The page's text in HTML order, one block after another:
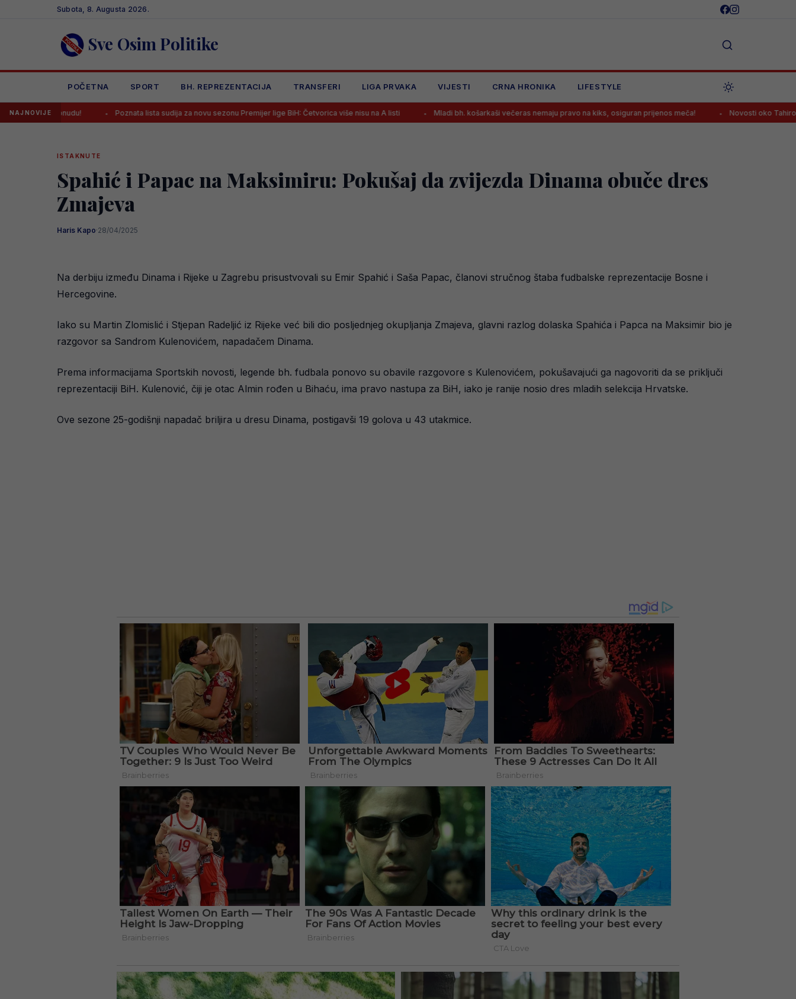
Subota, 8. Augusta 2026.
Sve Osim Politike
POČETNA SPORT BH. REPREZENTACIJA TRANSFERI LIGA PRVAKA VIJESTI CRNA HRONIKA LIFESTYLE
NAJNOVIJE Poznata lista sudija za novu sezonu Premijer lige BiH: Četvorica više nisu na A listi Mladi bh. košarkaši večeras nemaju pravo na kiks, osiguran prijenos meča! Novosti oko Tahirovića dobra
ISTAKNUTE
Spahić i Papac na Maksimiru: Pokušaj da zvijezda Dinama obuče dres
Zmajeva
Haris Kapo·28/04/2025
Na derbiju između Dinama i Rijeke u Zagrebu prisustvovali su Emir Spahić i Saša Papac, članovi stručnog štaba fudbalske reprezentacije Bosne i
Hercegovine.
Iako su Martin Zlomislić i Stjepan Radeljić iz Rijeke već bili dio posljednjeg okupljanja Zmajeva, glavni razlog dolaska Spahića i Papca na Maksimir bio je
razgovor sa Sandrom Kulenovićem, napadačem Dinama.
Prema informacijama Sportskih novosti, legende bh. fudbala ponovo su obavile razgovore s Kulenovićem, pokušavajući ga nagovoriti da se priključi
reprezentaciji BiH. Kulenović, čiji je otac Almin rođen u Bihaću, ima pravo nastupa za BiH, iako je ranije nosio dres mladih selekcija Hrvatske.
Ove sezone 25-godišnji napadač briljira u dresu Dinama, postigavši 19 golova u 43 utakmice.